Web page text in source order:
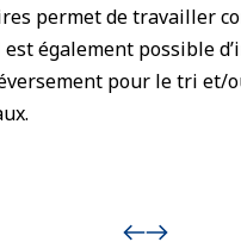
permet de travailler
également possible
pour le tri et/